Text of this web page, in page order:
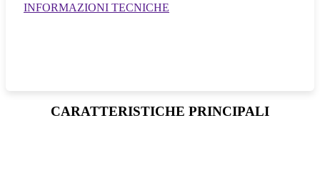
INFORMAZIONI TECNICHE
CARATTERISTICHE PRINCIPALI